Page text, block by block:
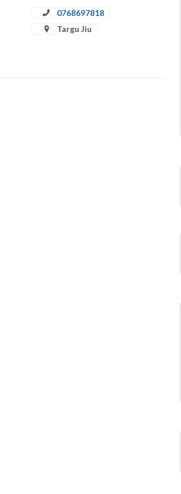
0768697818
Targu Jiu